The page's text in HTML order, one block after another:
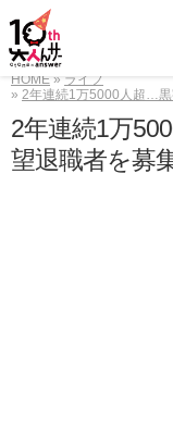
HOME
ライフ
2年連続1万5000人超…黒
2年連続1万
望退職者を募